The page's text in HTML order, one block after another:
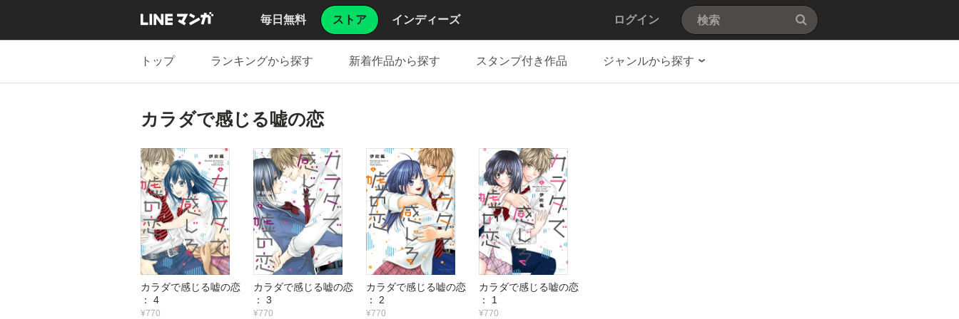
毎日無料 ストア インディーズ ログイン
トップ ランキングから探す 新着作品から探す スタンプ付き作品 ジャンルから探す
カラダで感じる嘘の恋
カラダで感じる嘘の恋
： 4
¥770
カラダで感じる嘘の恋
： 3
¥770
カラダで感じる嘘の恋
： 2
¥770
カラダで感じる嘘の恋
： 1
¥770